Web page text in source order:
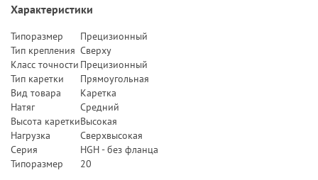
Характеристики
Типоразмер
Прецизионный
Тип крепления Сверху
Класс точности Прецизионный
Тип каретки
Прямоугольная
Вид товара
Каретка
Натяг
Средний
Высота кареткиВысокая
Нагрузка
Сверхвысокая
Серия
HGH - без фланца
Типоразмер
20